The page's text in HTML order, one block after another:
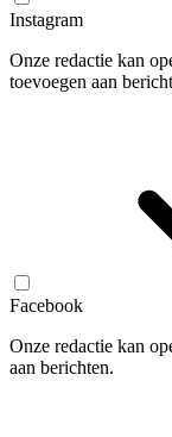
Instagram
Onze redactie kan
toevoegen aan
Facebook
Onze redactie kan
aan berichten.